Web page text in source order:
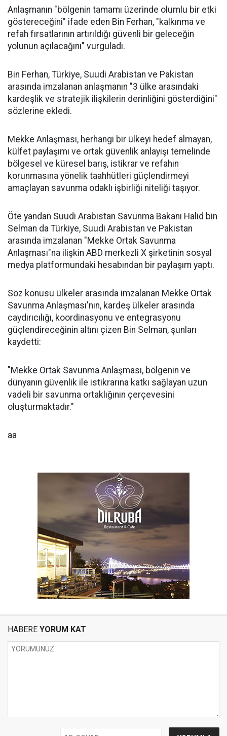
Anlaşmanın "bölgenin tamamı üzerinde olumlu bir etki
göstereceğini" ifade eden Bin Ferhan, "kalkınma ve
refah fırsatlarının artırıldığı güvenli bir geleceğin
yolunun açılacağını" vurguladı.
Bin Ferhan, Türkiye, Suudi Arabistan ve Pakistan
arasında imzalanan anlaşmanın "3 ülke arasındaki
kardeşlik ve stratejik ilişkilerin derinliğini gösterdiğini"
sözlerine ekledi.
Mekke Anlaşması, herhangi bir ülkeyi hedef almayan,
külfet paylaşımı ve ortak güvenlik anlayışı temelinde
bölgesel ve küresel barış, istikrar ve refahın
korunmasına yönelik taahhütleri güçlendirmeyi
amaçlayan savunma odaklı işbirliği niteliği taşıyor.
Öte yandan Suudi Arabistan Savunma Bakanı Halid bin
Selman da Türkiye, Suudi Arabistan ve Pakistan
arasında imzalanan "Mekke Ortak Savunma
Anlaşması"na ilişkin ABD merkezli X şirketinin sosyal
medya platformundaki hesabından bir paylaşım yaptı.
Söz konusu ülkeler arasında imzalanan Mekke Ortak
Savunma Anlaşması'nın, kardeş ülkeler arasında
caydırıcılığı, koordinasyonu ve entegrasyonu
güçlendireceğinin altını çizen Bin Selman, şunları
kaydetti:
"Mekke Ortak Savunma Anlaşması, bölgenin ve
dünyanın güvenlik ile istikrarına katkı sağlayan uzun
vadeli bir savunma ortaklığının çerçevesini
oluşturmaktadır."
aa
HABERE YORUM KAT